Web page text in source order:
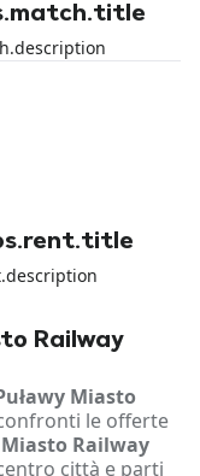
Railway
Miasto
le offerte
Miasto Railway
città e parti